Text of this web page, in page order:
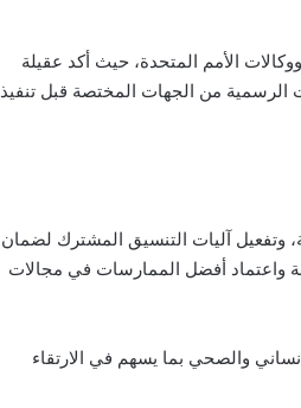
الأمم المتحدة، حيث أكد عقيلة
الرسمية من الجهات المختصة قبل تنفيذ
وتفعيل آليات التنسيق المشترك لضمان
واعتماد أفضل الممارسات في مجالات
والصحي بما يسهم في الارتقاء